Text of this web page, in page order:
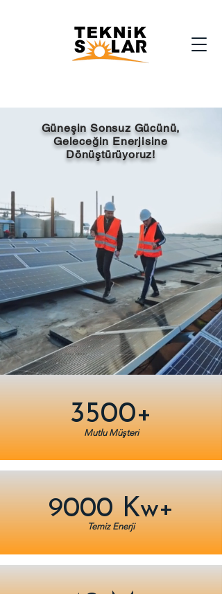
Güneşin Sonsuz Gücünü,
Geleceğin Enerjisine
Dönüştürüyoruz!
3500+
Mutlu Müşteri
9000 Kw+
Temiz Enerji